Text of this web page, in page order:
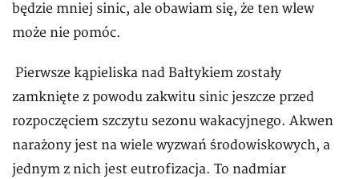
będzie mniej sinic, ale obawiam się, że ten wlew
może nie pomóc.
Pierwsze kąpieliska nad Bałtykiem zostały
zamknięte z powodu zakwitu sinic jeszcze przed
rozpoczęciem szczytu sezonu wakacyjnego. Akwen
narażony jest na wiele wyzwań środowiskowych, a
jednym z nich jest eutrofizacja. To nadmiar